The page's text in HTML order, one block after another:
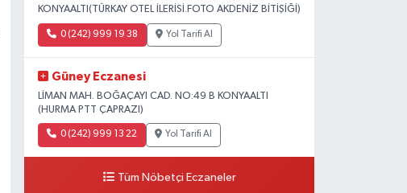
KONYAALTI(TÜRKAY OTEL İLERİSİ.FOTO AKDENİZ BİTİŞİĞİ)
0 (242) 999 19 38 Yol Tarifi Al
Güney Eczanesi
LİMAN MAH. BOĞAÇAYI CAD. NO:49 B KONYAALTI
(HURMA PTT ÇAPRAZI)
0 (242) 999 13 22 Yol Tarifi Al
Tüm Nöbetçi Eczaneler